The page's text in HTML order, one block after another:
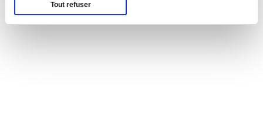
Tout refuser